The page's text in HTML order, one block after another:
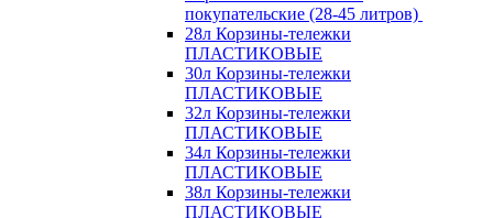
покупательские (28-45 литров)
28л Корзины-тележки
ПЛАСТИКОВЫЕ
30л Корзины-тележки
ПЛАСТИКОВЫЕ
32л Корзины-тележки
ПЛАСТИКОВЫЕ
34л Корзины-тележки
ПЛАСТИКОВЫЕ
38л Корзины-тележки
ПЛАСТИКОВЫЕ